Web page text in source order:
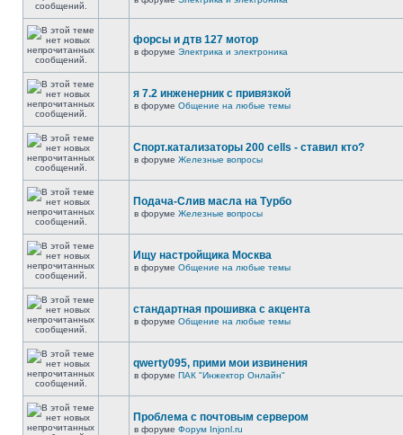
форсы и дтв 127 мотор
в форуме Электрика и электроника
я 7.2 инженерник с привязкой
в форуме Общение на любые темы
Спорт.катализаторы 200 cells - ставил кто?
в форуме Железные вопросы
Подача-Слив масла на Турбо
в форуме Железные вопросы
Ищу настройщика Москва
в форуме Общение на любые темы
стандартная прошивка с акцента
в форуме Общение на любые темы
qwerty095, прими мои извинения
в форуме ПАК "Инжектор Онлайн"
Проблема с почтовым сервером
в форуме Форум Injonl.ru